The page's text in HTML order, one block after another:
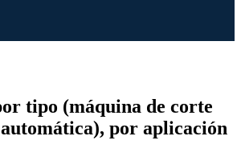
tipo (máquina de corte
por aplicación